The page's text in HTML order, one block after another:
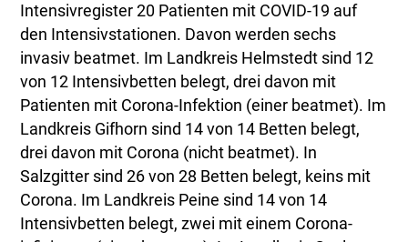
Intensivregister 20 Patienten mit COVID-19 auf
den Intensivstationen. Davon werden sechs
invasiv beatmet. Im Landkreis Helmstedt sind 12
von 12 Intensivbetten belegt, drei davon mit
Patienten mit Corona-Infektion (einer beatmet). Im
Landkreis Gifhorn sind 14 von 14 Betten belegt,
drei davon mit Corona (nicht beatmet). In
Salzgitter sind 26 von 28 Betten belegt, keins mit
Corona. Im Landkreis Peine sind 14 von 14
Intensivbetten belegt, zwei mit einem Corona-